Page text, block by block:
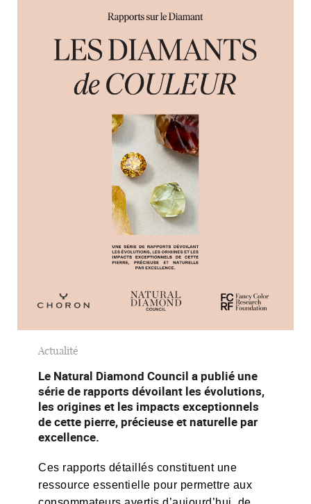
Actualité
Le Natural Diamond Council a publié une
série de rapports dévoilant les évolutions,
les origines et les impacts exceptionnels
de cette pierre, précieuse et naturelle par
excellence.
Ces rapports détaillés constituent une
ressource essentielle pour permettre aux